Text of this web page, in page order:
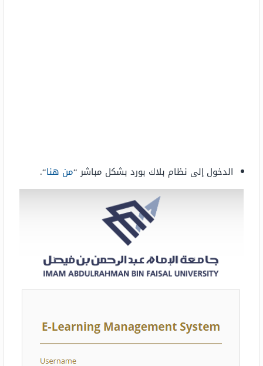
الدخول إلى نظام بلاك بورد بشكل مباشر “من هنا“.